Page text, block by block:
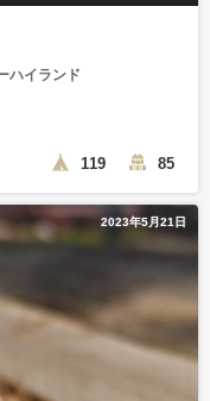
ハイランド
119 85
2023年5月21日